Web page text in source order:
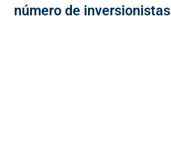
número de inversionistas